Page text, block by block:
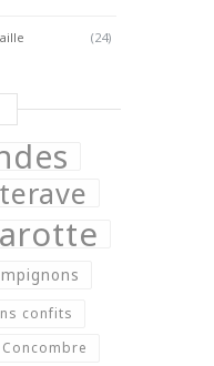
(24)
confits
Concombre